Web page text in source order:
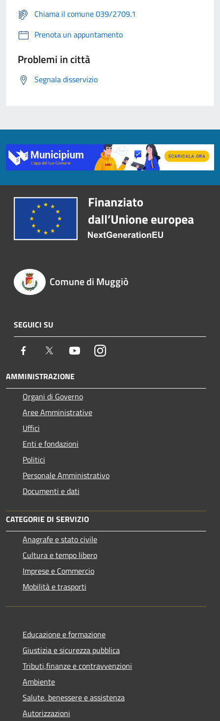
Chiama il comune 039/2709.1
Prenota un appuntamento
Problemi in città
Segnala disservizio
Comune di Muggiò
SEGUICI SU
Facebook Twitter YoutubeInstagram
AMMINISTRAZIONE
Organi di Governo
Aree Amministrative
Uffici
Enti e fondazioni
Politici
Personale Amministrativo
Documenti e dati
CATEGORIE DI SERVIZIO
Anagrafe e stato civile
Cultura e tempo libero
Imprese e Commercio
Mobilità e trasporti
Educazione e formazione
Giustizia e sicurezza pubblica
Tributi,finanze e contravvenzioni
Ambiente
Salute, benessere e assistenza
Autorizzazioni